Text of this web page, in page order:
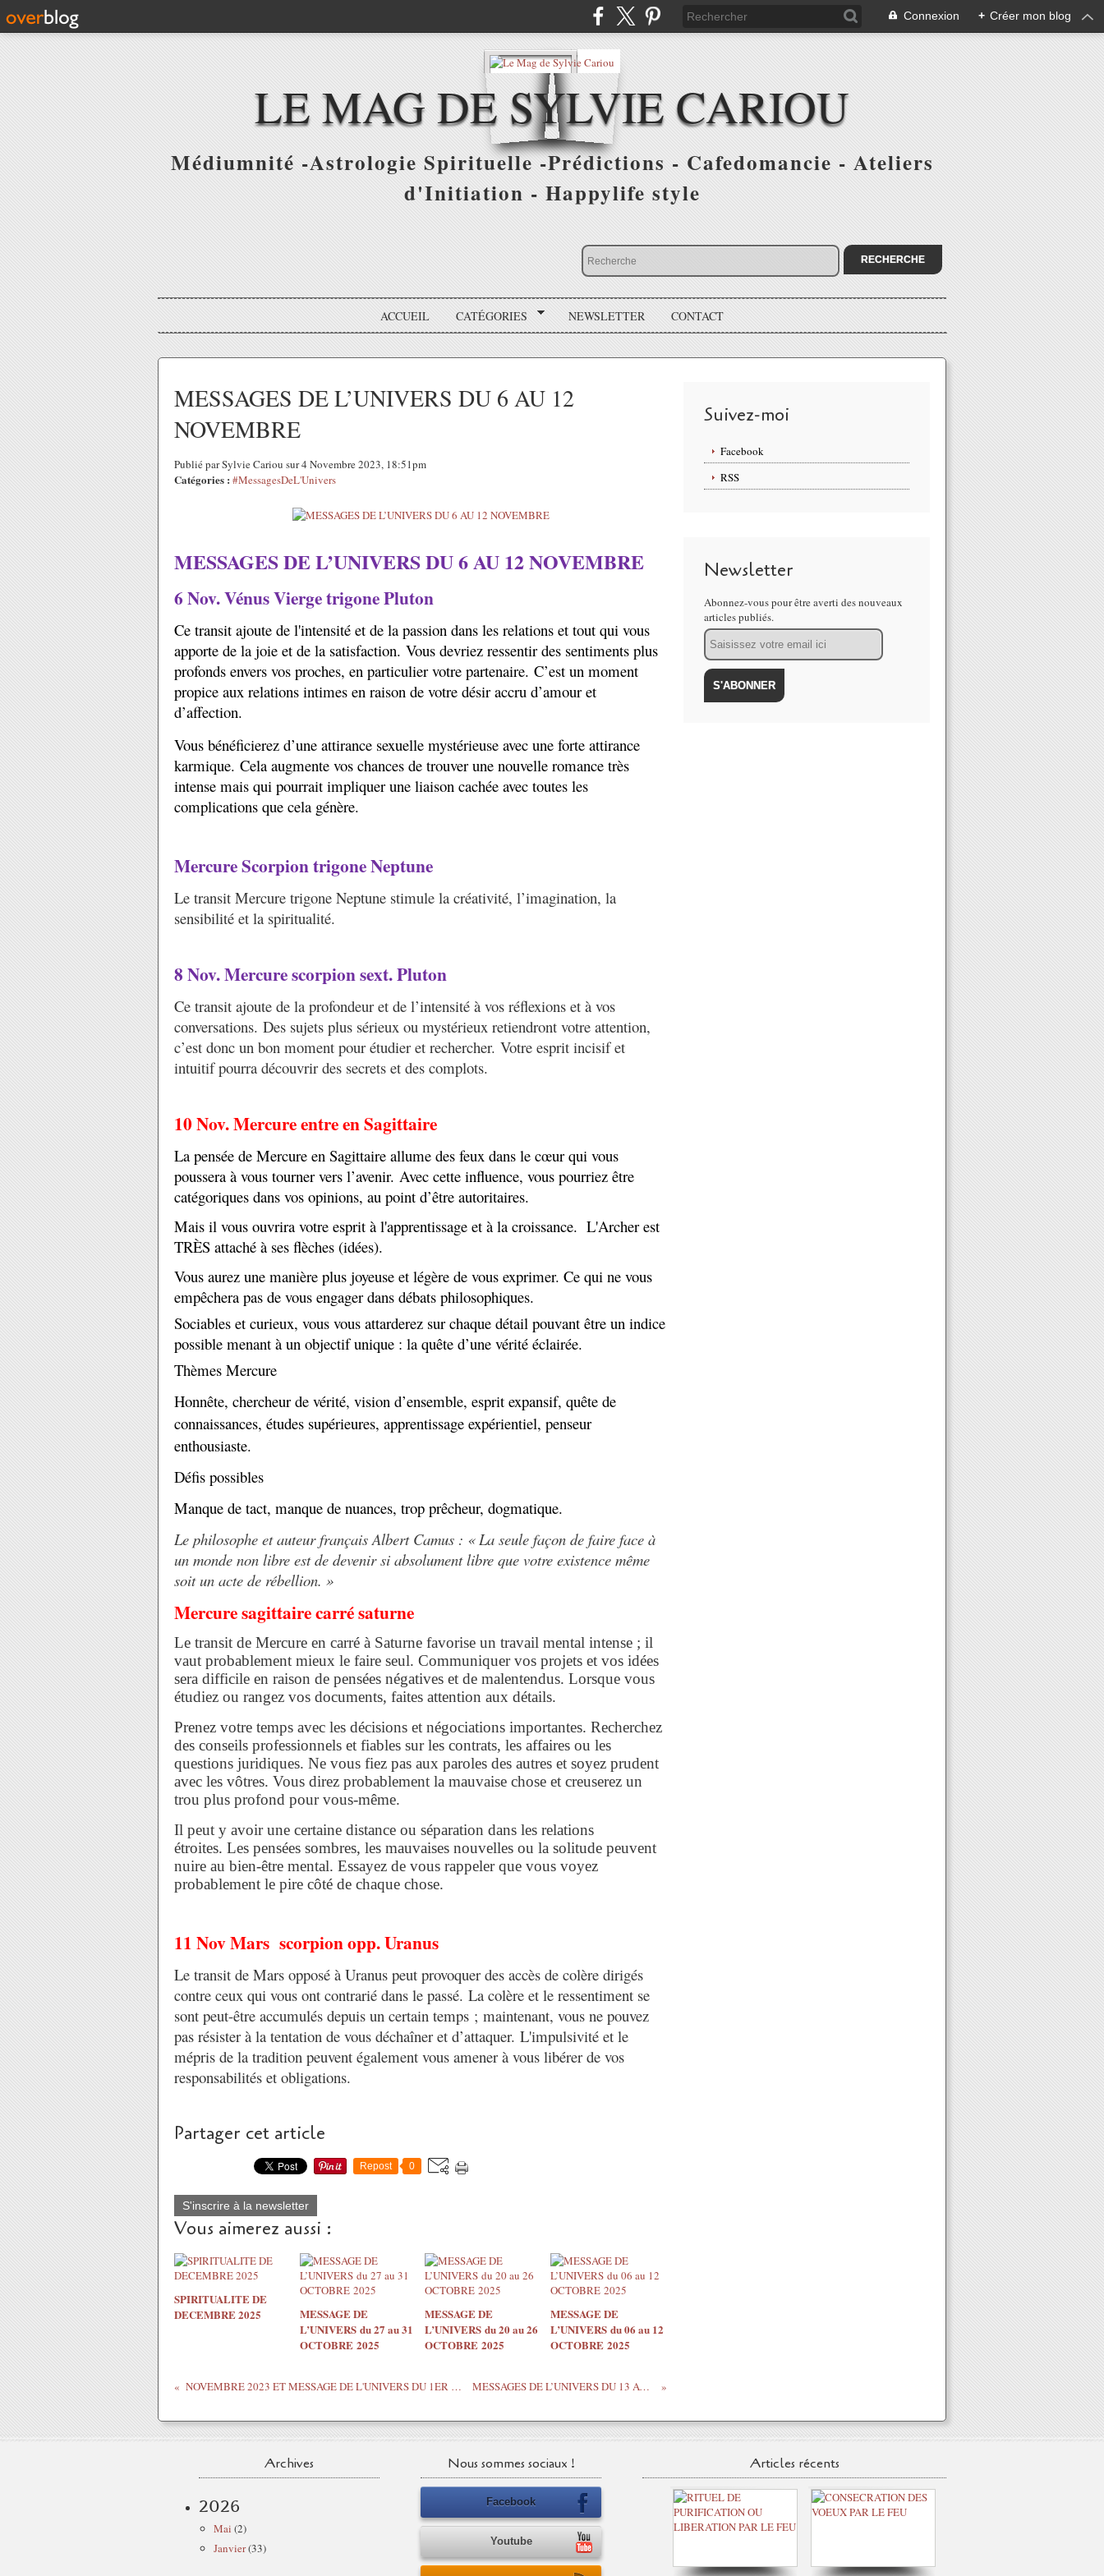
Connexion + Créer mon blog
LE MAG DE SYLVIE CARIOU
Médiumnité -Astrologie Spirituelle -Prédictions - Cafedomancie - Ateliers
d'Initiation - Happylife style
ACCUEIL CATÉGORIES NEWSLETTER CONTACT
MESSAGES DE L’UNIVERS DU 6 AU 12
NOVEMBRE
Publié par Sylvie Cariou sur 4 Novembre 2023, 18:51pm
Catégories : #MessagesDeL'Univers
MESSAGES DE L’UNIVERS DU 6 AU 12 NOVEMBRE
6 Nov. Vénus Vierge trigone Pluton
Ce transit ajoute de l'intensité et de la passion dans les relations et tout qui vous
apporte de la joie et de la satisfaction. Vous devriez ressentir des sentiments plus
profonds envers vos proches, en particulier votre partenaire. C’est un moment
propice aux relations intimes en raison de votre désir accru d’amour et
d’affection.
Vous bénéficierez d’une attirance sexuelle mystérieuse avec une forte attirance
karmique. Cela augmente vos chances de trouver une nouvelle romance très
intense mais qui pourrait impliquer une liaison cachée avec toutes les
complications que cela génère.
Mercure Scorpion trigone Neptune
Le transit Mercure trigone Neptune stimule la créativité, l’imagination, la
sensibilité et la spiritualité.
8 Nov. Mercure scorpion sext. Pluton
Ce transit ajoute de la profondeur et de l’intensité à vos réflexions et à vos
conversations. Des sujets plus sérieux ou mystérieux retiendront votre attention,
c’est donc un bon moment pour étudier et rechercher. Votre esprit incisif et
intuitif pourra découvrir des secrets et des complots.
10 Nov. Mercure entre en Sagittaire
La pensée de Mercure en Sagittaire allume des feux dans le cœur qui vous
poussera à vous tourner vers l’avenir. Avec cette influence, vous pourriez être
catégoriques dans vos opinions, au point d’être autoritaires.
Mais il vous ouvrira votre esprit à l'apprentissage et à la croissance. L'Archer est
TRÈS attaché à ses flèches (idées).
Vous aurez une manière plus joyeuse et légère de vous exprimer. Ce qui ne vous
empêchera pas de vous engager dans débats philosophiques.
Sociables et curieux, vous vous attarderez sur chaque détail pouvant être un indice
possible menant à un objectif unique : la quête d’une vérité éclairée.
Thèmes Mercure
Honnête, chercheur de vérité, vision d’ensemble, esprit expansif, quête de
connaissances, études supérieures, apprentissage expérientiel, penseur
enthousiaste.
Défis possibles
Manque de tact, manque de nuances, trop prêcheur, dogmatique.
Le philosophe et auteur français Albert Camus : « La seule façon de faire face à
un monde non libre est de devenir si absolument libre que votre existence même
soit un acte de rébellion. »
Mercure sagittaire carré saturne
Le transit de Mercure en carré à Saturne favorise un travail mental intense ; il
vaut probablement mieux le faire seul. Communiquer vos projets et vos idées
sera difficile en raison de pensées négatives et de malentendus. Lorsque vous
étudiez ou rangez vos documents, faites attention aux détails.
Prenez votre temps avec les décisions et négociations importantes. Recherchez
des conseils professionnels et fiables sur les contrats, les affaires ou les
questions juridiques. Ne vous fiez pas aux paroles des autres et soyez prudent
avec les vôtres. Vous direz probablement la mauvaise chose et creuserez un
trou plus profond pour vous-même.
Il peut y avoir une certaine distance ou séparation dans les relations
étroites. Les pensées sombres, les mauvaises nouvelles ou la solitude peuvent
nuire au bien-être mental. Essayez de vous rappeler que vous voyez
probablement le pire côté de chaque chose.
11 Nov Mars scorpion opp. Uranus
Le transit de Mars opposé à Uranus peut provoquer des accès de colère dirigés
contre ceux qui vous ont contrarié dans le passé. La colère et le ressentiment se
sont peut-être accumulés depuis un certain temps ; maintenant, vous ne pouvez
pas résister à la tentation de vous déchaîner et d’attaquer. L'impulsivité et le
mépris de la tradition peuvent également vous amener à vous libérer de vos
responsabilités et obligations.
Partager cet article
Repost 0
S'inscrire à la newsletter
Vous aimerez aussi :
SPIRITUALITE DE
DECEMBRE 2025
MESSAGE DE
L’UNIVERS du 27 au 31
OCTOBRE 2025
MESSAGE DE
L’UNIVERS du 20 au 26
OCTOBRE 2025
MESSAGE DE
L’UNIVERS du 06 au 12
OCTOBRE 2025
NOVEMBRE 2023 ET MESSAGE DE L'UNIVERS DU 1ER AU 5 NOVEMBRE 2023 MESSAGES DE L’UNIVERS DU 13 AU 19 NOVEMBRE
Suivez-moi
Facebook
RSS
Newsletter
Abonnez-vous pour être averti des nouveaux
articles publiés.
Email
Archives
2026
Mai (2)
Janvier(33)
Nous sommes sociaux !
Facebook
Youtube
Articles récents